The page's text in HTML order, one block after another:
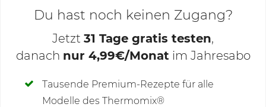
Deine Notizen
Du hast noch keinen Zugang?
Jetzt 31 Tage gratis testen,
danach nur 4,99€/Monat im Jahresabo
Tausende Premium-Rezepte für alle
Modelle des Thermomix®